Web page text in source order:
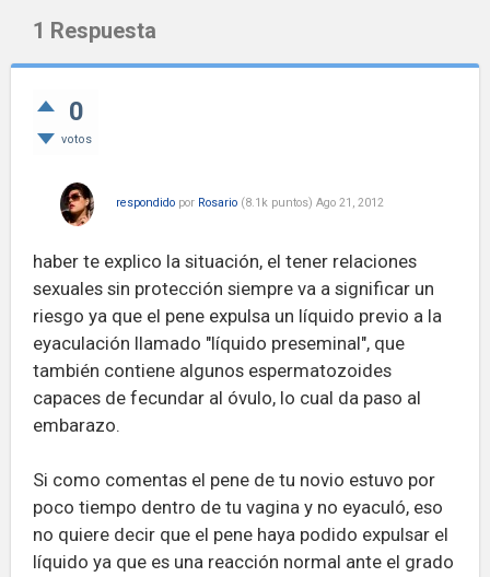
1 Respuesta
0
votos
respondido por Rosario (8.1k puntos) Ago 21, 2012
haber te explico la situación, el tener relaciones
sexuales sin protección siempre va a significar un
riesgo ya que el pene expulsa un líquido previo a la
eyaculación llamado "líquido preseminal", que
también contiene algunos espermatozoides
capaces de fecundar al óvulo, lo cual da paso al
embarazo.
Si como comentas el pene de tu novio estuvo por
poco tiempo dentro de tu vagina y no eyaculó, eso
no quiere decir que el pene haya podido expulsar el
líquido ya que es una reacción normal ante el grado